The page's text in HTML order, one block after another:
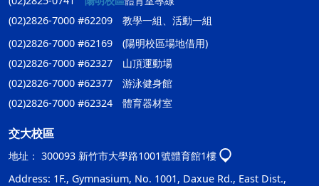
(02)2826-7000 #62209 教學一組、活動一組
(02)2826-7000 #62169 (陽明校區場地借用)
(02)2826-7000 #62327 山頂運動場
(02)2826-7000 #62377 游泳健身館
(02)2826-7000 #62324 體育器材室
交大校區
地址： 300093 新竹市大學路1001號體育館1樓
Address: 1F., Gymnasium, No. 1001, Daxue Rd., East Dist.,